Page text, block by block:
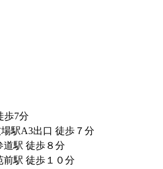
歩7分
駅A3出口 徒歩７分
道駅 徒歩８分
前駅 徒歩１０分